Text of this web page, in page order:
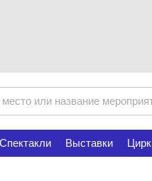
Спектакли Выставки Цирк